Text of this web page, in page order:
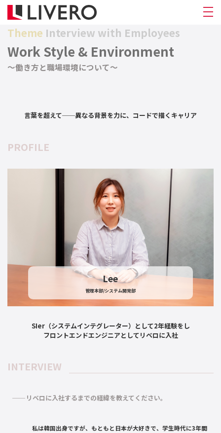
Theme Interview with Employees
Work Style & Environment
〜働き方と職場環境について〜
言葉を超えて──異なる背景を力に、コードで描くキャリア
PROFILE
Lee
管理本部/システム開発部
SIer（システムインテグレーター）として2年経験をし
フロントエンドエンジニアとしてリベロに入社
INTERVIEW
リベロに入社するまでの経緯を教えてください。
私は韓国出身ですが、もともと日本が大好きで、学生時代に3年間